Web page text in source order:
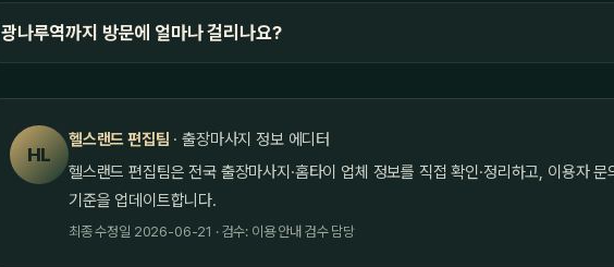
광나루역까지 방문에 얼마나 걸리나요?
HL
헬스랜드 편집팀 · 출장마사지 정보 에디터
헬스랜드 편집팀은 전국 출장마사지·홈타이 업체 정보를 직접 확인·정리하고, 이용자 문
기준을 업데이트합니다.
최종 수정일 2026-06-21 · 검수: 이용 안내 검수 담당